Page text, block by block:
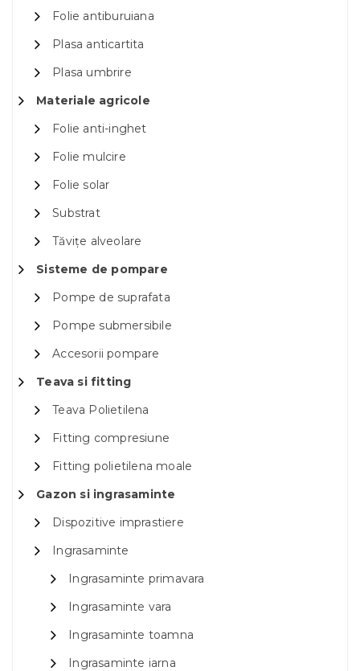
Folie antiburuiana
Plasa anticartita
Plasa umbrire
Materiale agricole
Folie anti-inghet
Folie mulcire
Folie solar
Substrat
Tăvițe alveolare
Sisteme de pompare
Pompe de suprafata
Pompe submersibile
Accesorii pompare
Teava si fitting
Teava Polietilena
Fitting compresiune
Fitting polietilena moale
Gazon si ingrasaminte
Dispozitive imprastiere
Ingrasaminte
Ingrasaminte primavara
Ingrasaminte vara
Ingrasaminte toamna
Ingrasaminte iarna